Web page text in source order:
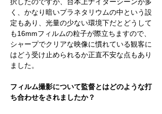
く、かなり暗いプラネタリウムの中という設
定もあり、光量の少ない環境下だとどうして
も16mmフィルムの粒子が際立ちますので、
シャープでクリアな映像に慣れている観客に
はどう受け止められるか正直不安な点もあり
ました。
フィルム撮影について監督とはどのような打
ち合わせをされましたか？